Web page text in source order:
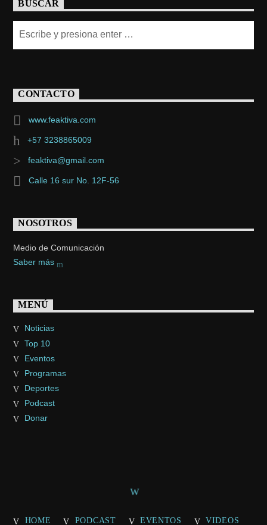
BUSCAR
CONTACTO
www.feaktiva.com
+57 3238865009
feaktiva@gmail.com
Calle 16 sur No. 12F-56
NOSOTROS
Medio de Comunicación
Saber más
MENÚ
Noticias
Top 10
Eventos
Programas
Deportes
Podcast
Donar
HOME PODCAST EVENTOS VIDEOS